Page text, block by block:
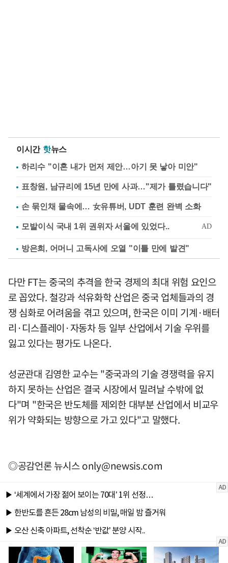
이시간 핫뉴스
하리수 "이혼 내가 먼저 제안…아기 못 낳아 미안"
표창원, 남규리에 15년 만에 사과…"제가 틀렸습니다"
손 묶인채 물속에… 女유튜버, UDT 훈련 완벽 소화
방은희, 어머니 고독사에 오열 "이틀 만에 발견"
다만 FT는 중국의 추격을 한국 경제의 최대 위험 요인으
로 꼽았다. 철강과 석유화학 산업은 중국 업체들과의 경
쟁 심화로 어려움을 겪고 있으며, 한국은 이미 기계·배터
리·디스플레이·자동차 등 일부 산업에서 기술 우위를
잃고 있다는 평가도 나온다.
성균관대 김영한 교수는 "중국과의 기술 경쟁력을 유지
하지 못하는 산업은 결국 시장에서 밀려날 수밖에 없
다"며 "한국은 반도체를 제외한 대부분 산업에서 비교우
위가 약화되는 방향으로 가고 있다"고 말했다.
◎공감언론 뉴시스only@newsis.com